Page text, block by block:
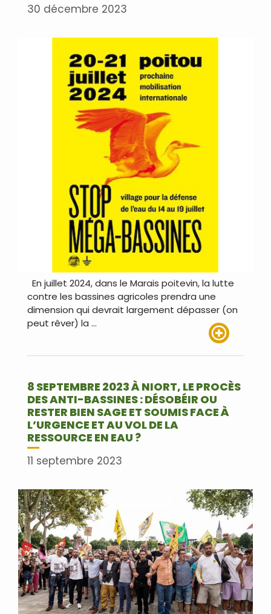
30 décembre 2023
En juillet 2024, dans le Marais poitevin, la lutte
contre les bassines agricoles prendra une
dimension qui devrait largement dépasser (on
peut rêver) la …
8 SEPTEMBRE 2023 À NIORT, LE PROCÈS
DES ANTI-BASSINES : DÉSOBÉIR OU
RESTER BIEN SAGE ET SOUMIS FACE À
L’URGENCE ET AU VOL DE LA
RESSOURCE EN EAU ?
11 septembre 2023